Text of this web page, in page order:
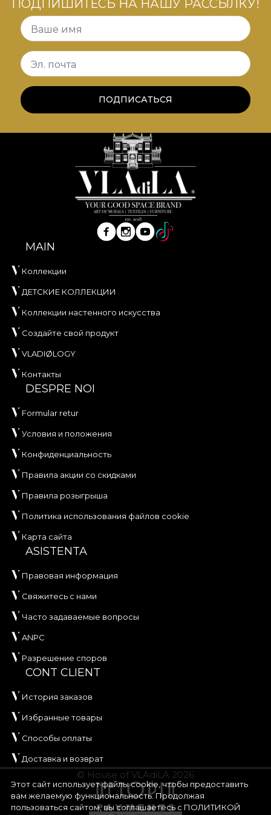
*Из любви и уважения к природе все наши
обои изготовлены из натуральных, экологичных
и биоразлагаемых материалов.
фирменный клей при поклейке обоев. Так вы
получите быстрый, безопасный и эффективный
высоким стандартам качества.
Этот сайт использует файлы cookie, чтобы предоставить
вам желаемую функциональность. Продолжая
пользоваться сайтом, вы соглашаетесь с ПОЛИТИКОЙ
ПОДПИШИТЕСЬ НА НАШУ РАССЫЛКУ!
Ваше имя
Эл. почта
ПОДПИСАТЬСЯ
MAIN
Коллекции
ДЕТСКИЕ КОЛЛЕКЦИИ
Коллекции настенного искусства
Создайте свой продукт
VLADIØLOGY
Контакты
DESPRE NOI
Formular retur
Условия и положения
Конфиденциальность
Правила акции со скидками
Правила розыгрыша
Политика использования файлов cookie
Карта сайта
ASISTENTA
Правовая информация
Свяжитесь с нами
Часто задаваемые вопросы
ANPC
Разрешение споров
CONT CLIENT
История заказов
Избранные товары
Способы оплаты
Доставка и возврат
© House of VLAdiLA 2026